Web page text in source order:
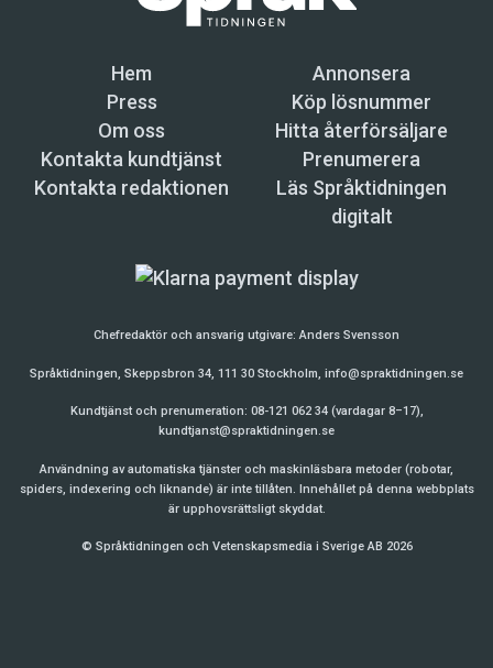
Hem
Annonsera
Press
Köp lösnummer
Om oss
Hitta återförsäljare
Kontakta kundtjänst
Prenumerera
Kontakta redaktionen
Läs Språktidningen
digitalt
Chefredaktör och ansvarig utgivare:Anders Svensson
Språktidningen, Skeppsbron 34, 111 30 Stockholm, info@spraktidningen.se
Kundtjänst och prenumeration: 08-121 062 34 (vardagar 8–17),
kundtjanst@spraktidningen.se
Användning av automatiska tjänster och maskinläsbara metoder (robotar,
spiders, indexering och liknande) är inte tillåten. Innehållet på denna webbplats
är upphovsrättsligt skyddat.
© Språktidningen och Vetenskapsmedia i Sverige AB 2026